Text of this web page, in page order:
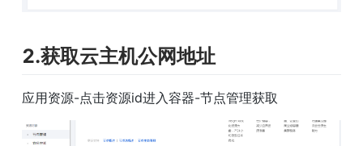
2.获取云主机公网地址
应用资源-点击资源id进入容器-节点管理获取